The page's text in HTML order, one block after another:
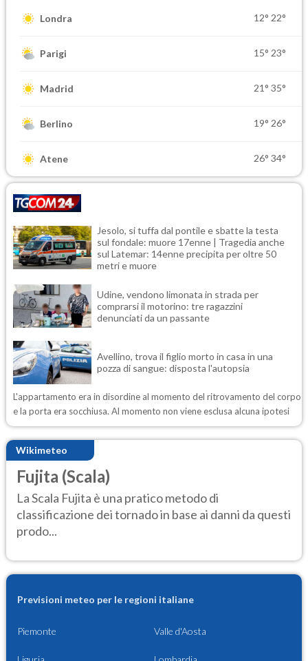
Londra 12° 22°
Parigi 15° 23°
Madrid 21° 35°
Berlino 19° 26°
Atene 26° 34°
Wikimeteo
Fujita (Scala)
La Scala Fujita è una pratico metodo di
classificazione dei tornado in base ai danni da questi
prodo...
Jesolo, si tuffa dal pontile e sbatte la testa
sul fondale: muore 17enne | Tragedia anche
sul Latemar: 14enne precipita per oltre 50
metri e muore
Udine, vendono limonata in strada per
comprarsi il motorino: tre ragazzini
denunciati da un passante
Avellino, trova il figlio morto in casa in una
pozza di sangue: disposta l'autopsia
L'appartamento era in disordine al momento del ritrovamento del corpo
e la porta era socchiusa. Al momento non viene esclusa alcuna ipotesi
Previsioni meteo per le regioni italiane
Piemonte Valle d'Aosta